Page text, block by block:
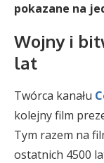
pokazane na
Wojny i
lat
Twórca kanału
kolejny film
Tym razem na
ostatnich 4500